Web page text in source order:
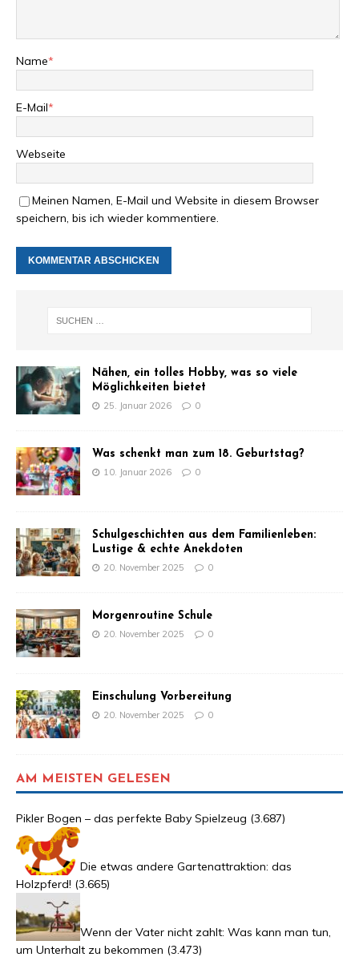
Name*
E-Mail*
Webseite
Meinen Namen, E-Mail und Website in diesem Browser
speichern, bis ich wieder kommentiere.
Nähen, ein tolles Hobby, was so viele
Möglichkeiten bietet
25. Januar 2026 0
Was schenkt man zum 18. Geburtstag?
10. Januar 2026 0
Schulgeschichten aus dem Familienleben:
Lustige & echte Anekdoten
20. November 2025 0
Morgenroutine Schule
20. November 2025 0
Einschulung Vorbereitung
20. November 2025 0
AM MEISTEN GELESEN
Pikler Bogen – das perfekte Baby Spielzeug (3.687)
Die etwas andere Gartenattraktion: das
Holzpferd! (3.665)
Wenn der Vater nicht zahlt: Was kann man tun,
um Unterhalt zu bekommen (3.473)